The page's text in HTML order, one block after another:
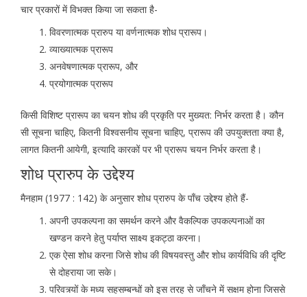
चार प्रकारों में विभक्त किया जा सकता है-
विवरणात्मक प्रारुप या वर्णनात्मक शोध प्रारूप।
व्याख्यात्मक प्रारूप
अनवेषणात्मक प्रारूप, और
प्रयोगात्मक प्रारूप
किसी विशिष्ट प्रारूप का चयन शोध की प्रकृति पर मुख्यत: निर्भर करता है। कौन
सी सूचना चाहिए, कितनी विश्वसनीय सूचना चाहिए, प्रारूप की उपयुक्तता क्या है,
लागत कितनी आयेगी, इत्यादि कारकों पर भी प्रारूप चयन निर्भर करता है।
शोध प्रारुप के उद्देश्य
मैनहाम (1977 : 142) के अनुसार शोध प्रारुप के पाँच उद्देश्य होते हैं-
अपनी उपकल्पना का समर्थन करने और वैकल्पिक उपकल्पनाओं का
खण्डन करने हेतु पर्याप्त साक्ष्य इकट्ठा करना।
एक ऐसा शोध करना जिसे शोध की विषयवस्तु और शोध कार्यविधि की दृष्टि
से दोहराया जा सके।
परिवत्र्यों के मध्य सहसम्बन्धों को इस तरह से जाँचने में सक्षम होना जिससे